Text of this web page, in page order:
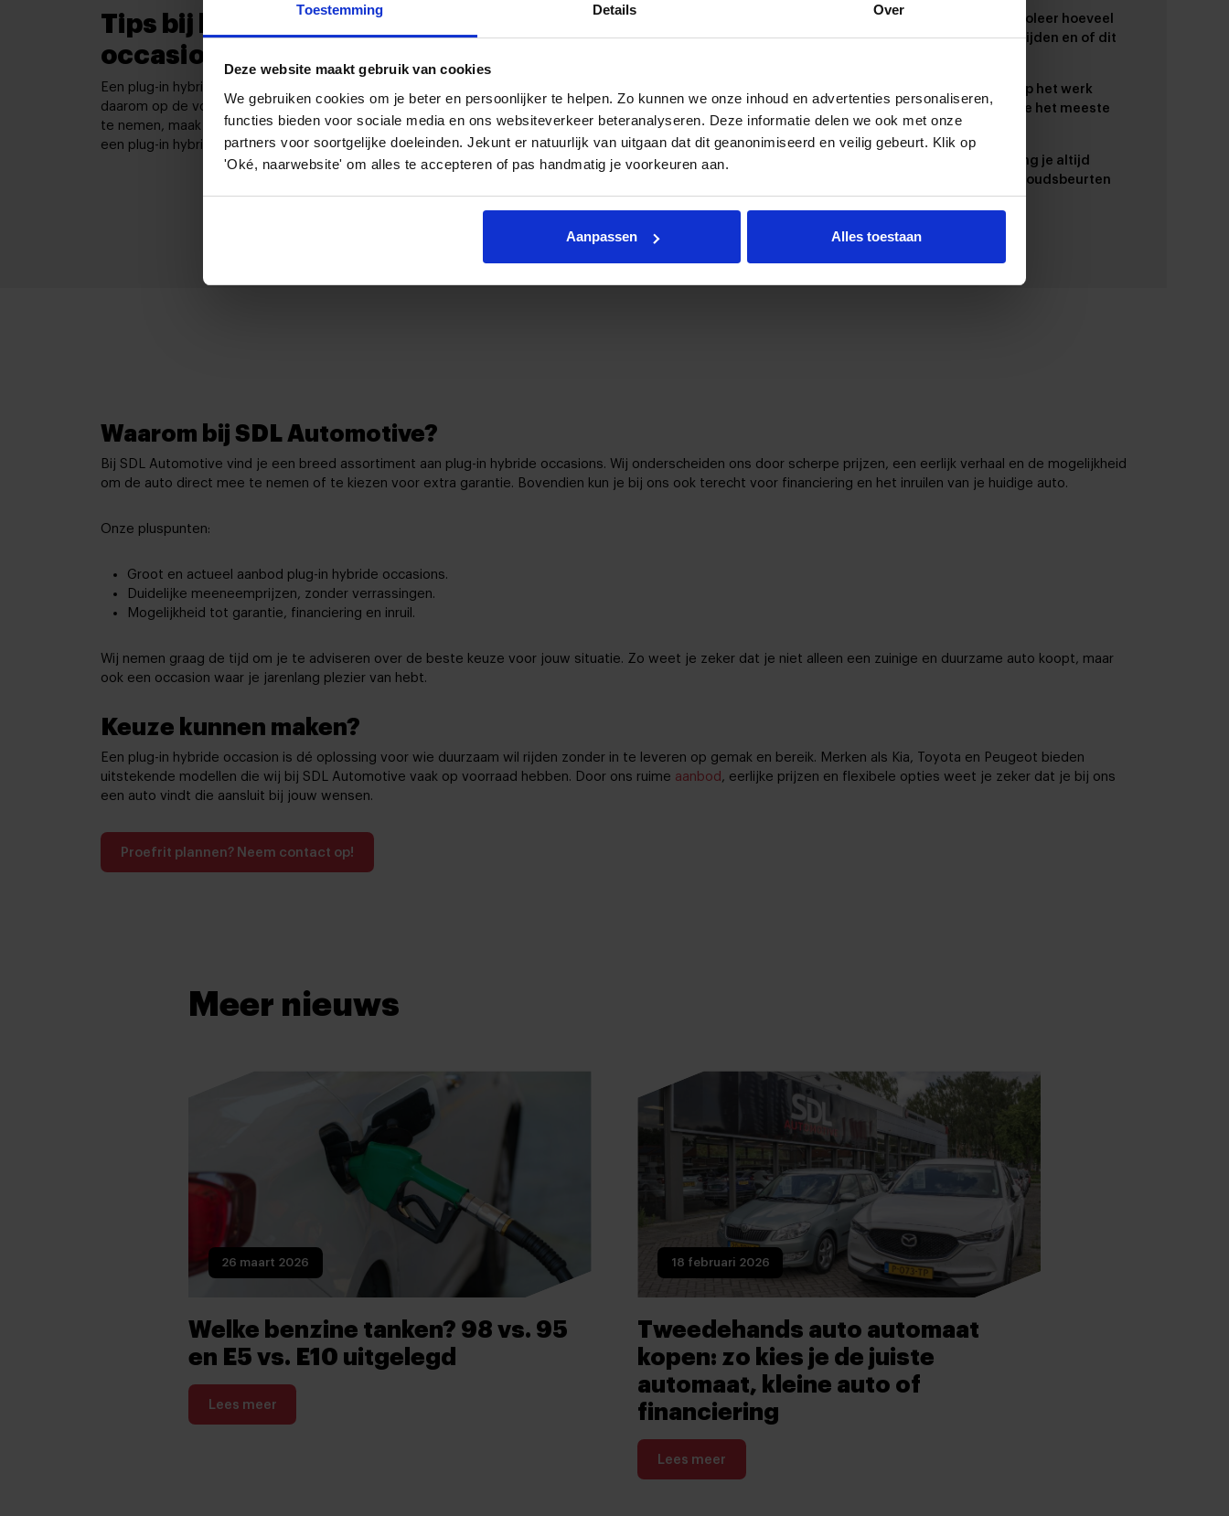
Toestemming Details Over
Deze website maakt gebruik van cookies
We gebruiken cookies om je beter en persoonlijker te helpen. Zo kunnen we onze inhoud en advertenties personaliseren,
functies bieden voor sociale media en ons websiteverkeer beteranalyseren. Deze informatie delen we ook met onze
partners voor soortgelijke doeleinden. Jekunt er natuurlijk van uitgaan dat dit geanonimiseerd en veilig gebeurt. Klik op
'Oké, naarwebsite' om alles te accepteren of pas handmatig je voorkeuren aan.
Aanpassen Alles toestaan
Tips bij het kopen van een plug-in hybride
occasion
Een plug-in hybride vraagt om een iets andere aanpak dan een traditionele auto. Let
daarom op de volgende punten wanneer je een occasion uitzoekt. Door deze zaken mee
te nemen, maak je een weloverwogen keuze en profiteer je optimaal van de voordelen van
een plug-in hybride.
Accucapaciteit en actieradius: controleer hoeveel
kilometer je volledig elektrisch kunt rijden en of dit
Laadmogelijkheden: heb je thuis of op het werk
toegang tot een laadpunt? Dan haal je het meeste
voordeel uit elektrisch rijden.
Onderhoud en historie: bij SDL ontvang je altijd
transparante informatie over onderhoudsbeurten
en kilometerstand.
Waarom bij SDL Automotive?
Bij SDL Automotive vind je een breed assortiment aan plug-in hybride occasions. Wij onderscheiden ons door scherpe prijzen, een eerlijk verhaal en de mogelijkheid
om de auto direct mee te nemen of te kiezen voor extra garantie. Bovendien kun je bij ons ook terecht voor financiering en het inruilen van je huidige auto.
Onze pluspunten:
Groot en actueel aanbod plug-in hybride occasions.
Duidelijke meeneemprijzen, zonder verrassingen.
Mogelijkheid tot garantie, financiering en inruil.
Wij nemen graag de tijd om je te adviseren over de beste keuze voor jouw situatie. Zo weet je zeker dat je niet alleen een zuinige en duurzame auto koopt, maar
ook een occasion waar je jarenlang plezier van hebt.
Keuze kunnen maken?
Een plug-in hybride occasion is dé oplossing voor wie duurzaam wil rijden zonder in te leveren op gemak en bereik. Merken als Kia, Toyota en Peugeot bieden
uitstekende modellen die wij bij SDL Automotive vaak op voorraad hebben. Door ons ruime aanbod , eerlijke prijzen en flexibele opties weet je zeker dat je bij ons
een auto vindt die aansluit bij jouw wensen.
Proefrit plannen? Neem contact op!
Meer nieuws
26 maart 2026
Welke benzine tanken? 98 vs. 95
en E5 vs. E10 uitgelegd
Lees meer
18 februari 2026
Tweedehands auto automaat
kopen: zo kies je de juiste
automaat, kleine auto of
financiering
Lees meer